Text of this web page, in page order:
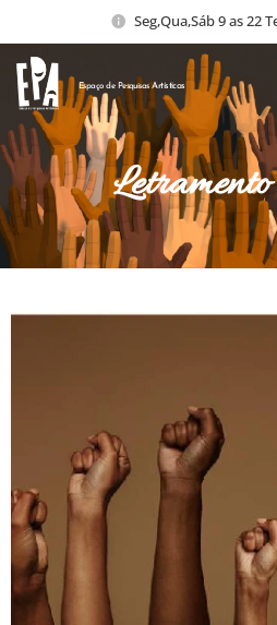
Seg,Qua,Sáb 9 as 22
Espaço de Pesquisas Artísticas